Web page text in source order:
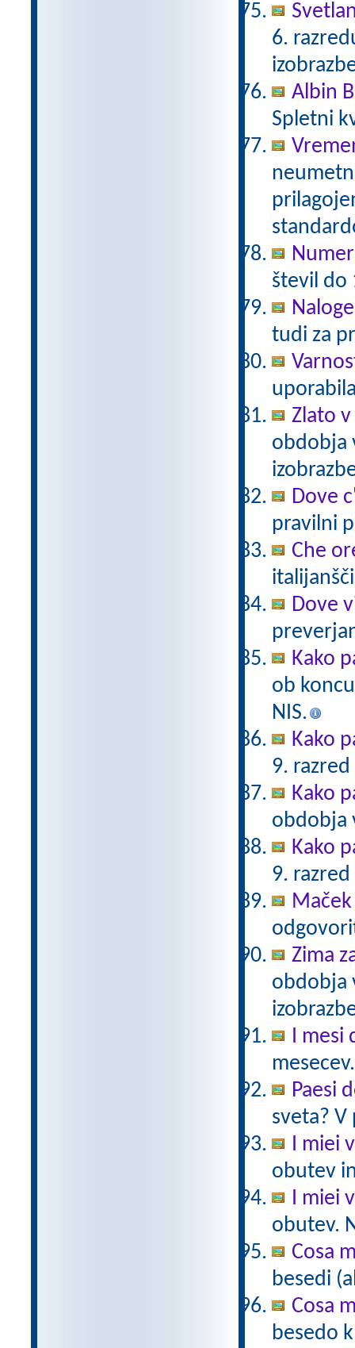
6.
Albin
Spletni
števil do
tudi za
Zlato
obdobja
Dove
pravilni
Che
Dove
Kako
ob
NIS.
Kako
9.
Kako
obdobja
Kako
9.
Zima
obdobja
I mesi
mesecev.
Paesi
sveta?
I miei
obutev
I miei
obutev.
Cosa
besedi
Cosa
besedo